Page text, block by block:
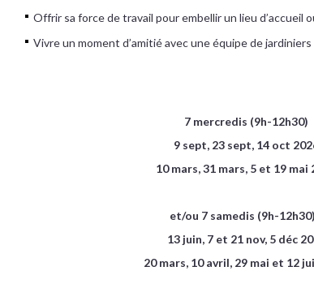
Offrir sa force de travail pour embellir un lieu d’accueil
Vivre un moment d’amitié avec une équipe de
7 mercredis (9h-12h30)
9 sept, 23 sept, 14 oct
10 mars, 31 mars, 5 et 19 mai
et/ou 7 samedis (9h-
13 juin, 7 et 21 nov, 5 déc
20 mars, 10 avril, 29 mai et 12